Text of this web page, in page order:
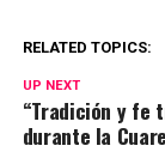
RELATED TOPICS:
UP NEXT
“Tradición y fe
durante la